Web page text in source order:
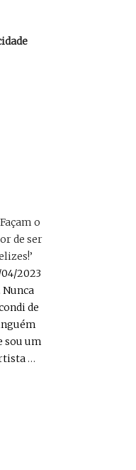
o
de ser
2023
Nunca
de
sou um
…